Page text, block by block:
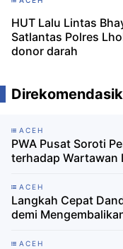
HUT Lalu Lintas
Satlantas Polres
donor darah
ACEH
PWA Pusat Soroti
terhadap Wartawan
ACEH
Langkah Cepat
demi
ACEH